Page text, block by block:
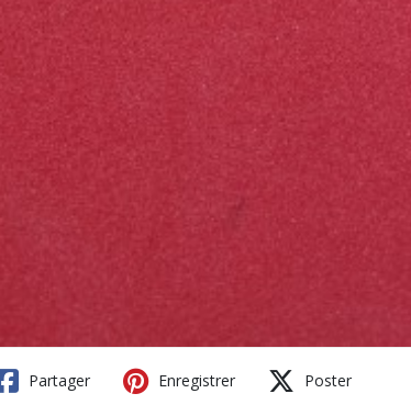
Partager Enregistrer Poster